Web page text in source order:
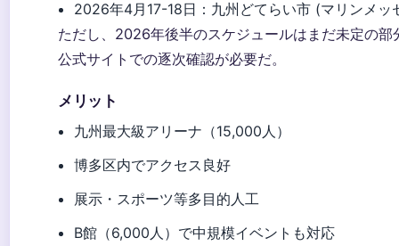
2026年4月17-18日：九州どてらい市 (マリンメッ
ただし、2026年後半のスケジュールはまだ未定の部
公式サイトでの逐次確認が必要だ。
メリット
九州最大級アリーナ（15,000人）
博多区内でアクセス良好
展示・スポーツ等多目的人工
B館（6,000人）で中規模イベントも対応